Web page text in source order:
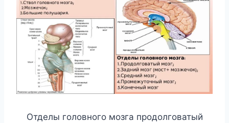
Отделы головного мозга продолговатый